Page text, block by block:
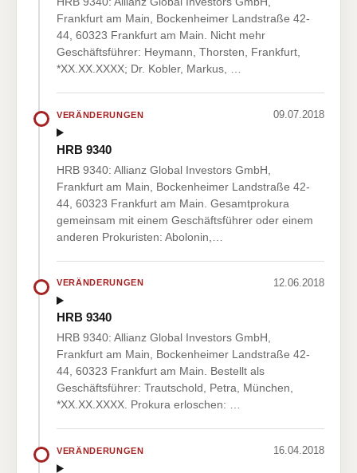
Frankfurt am Main, Bockenheimer Landstraße 42-
44, 60323 Frankfurt am Main. Nicht mehr
Geschäftsführer: Heymann, Thorsten, Frankfurt,
*XX.XX.XXXX; Dr. Kobler, Markus, …
VERÄNDERUNGEN 09.07.2018
HRB 9340
HRB 9340: Allianz Global Investors GmbH,
Frankfurt am Main, Bockenheimer Landstraße 42-
44, 60323 Frankfurt am Main. Gesamtprokura
gemeinsam mit einem Geschäftsführer oder einem
anderen Prokuristen: Abolonin,…
VERÄNDERUNGEN 12.06.2018
HRB 9340
HRB 9340: Allianz Global Investors GmbH,
Frankfurt am Main, Bockenheimer Landstraße 42-
44, 60323 Frankfurt am Main. Bestellt als
Geschäftsführer: Trautschold, Petra, München,
*XX.XX.XXXX. Prokura erloschen: …
VERÄNDERUNGEN 16.04.2018